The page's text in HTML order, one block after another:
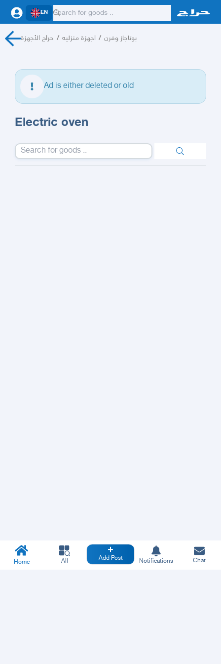
EN
حراج الأجهزة / اجهزة منزليه / بوتاجاز وفرن
Ad is either deleted or old
Electric oven
Home All Add Post Notifications Chat